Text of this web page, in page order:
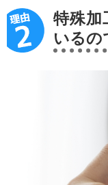
特殊加
いるの